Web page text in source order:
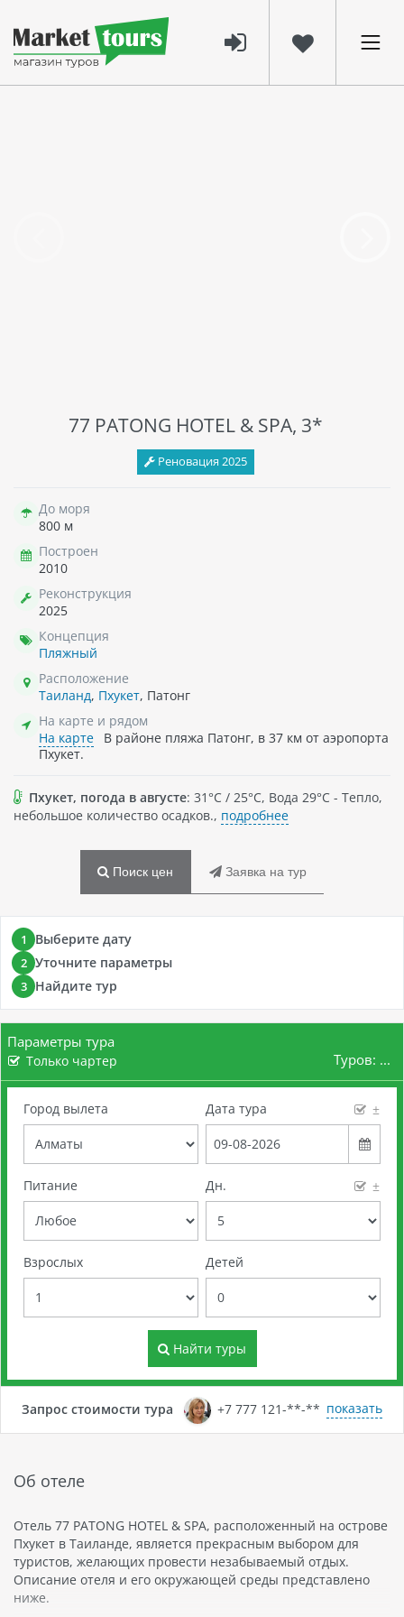
77 PATONG HOTEL & SPA, 3*
Реновация 2025
До моря
800 м
Построен
2010
Реконструкция
2025
Концепция
Пляжный
Расположение
Таиланд, Пхукет, Патонг
На карте и рядом
На карте
В районе пляжа Патонг, в 37 км от аэропорта
Пхукет.
Пхукет, погода в августе: 31°C / 25°C, Вода 29°C - Тепло,
небольшое количество осадков., подробнее
Поиск цен Заявка на тур
1 Выберите дату
2 Уточните параметры
3 Найдите тур
Параметры тура
Только чартер Туров: ...
Город вылета Дата тура ±
Питание Дн. ±
Взрослых Детей
Найти туры
Запрос стоимости тура +7 777 121-**-** показать
Об отеле
Отель 77 PATONG HOTEL & SPA, расположенный на острове
Пхукет в Таиланде, является прекрасным выбором для
туристов, желающих провести незабываемый отдых.
Описание отеля и его окружающей среды представлено
ниже.